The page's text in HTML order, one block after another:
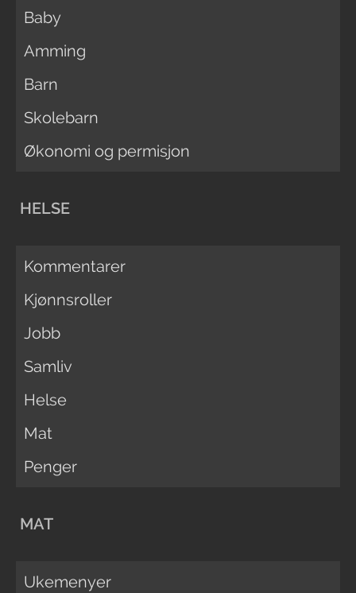
Baby
Amming
Barn
Skolebarn
Økonomi og permisjon
HELSE
Kommentarer
Kjønnsroller
Jobb
Samliv
Helse
Mat
Penger
MAT
Ukemenyer